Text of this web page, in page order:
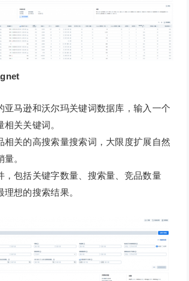
亚马逊和沃尔玛关键词数据库，输入一个
关关键词。
相关的高搜索量搜索词，大限度扩展自然
。
，包括关键字数量、搜索量、竞品数量
想的搜索结果。